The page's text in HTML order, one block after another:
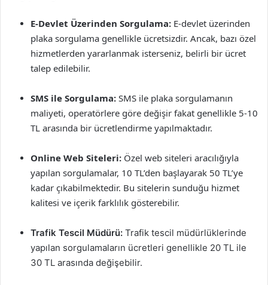
E-Devlet Üzerinden Sorgulama: E-devlet üzerinden
plaka sorgulama genellikle ücretsizdir. Ancak, bazı özel
hizmetlerden yararlanmak isterseniz, belirli bir ücret
talep edilebilir.
SMS ile Sorgulama: SMS ile plaka sorgulamanın
maliyeti, operatörlere göre değişir fakat genellikle 5-10
TL arasında bir ücretlendirme yapılmaktadır.
Online Web Siteleri: Özel web siteleri aracılığıyla
yapılan sorgulamalar, 10 TL’den başlayarak 50 TL’ye
kadar çıkabilmektedir. Bu sitelerin sunduğu hizmet
kalitesi ve içerik farklılık gösterebilir.
Trafik Tescil Müdürü: Trafik tescil müdürlüklerinde
yapılan sorgulamaların ücretleri genellikle 20 TL ile
30 TL arasında değişebilir.